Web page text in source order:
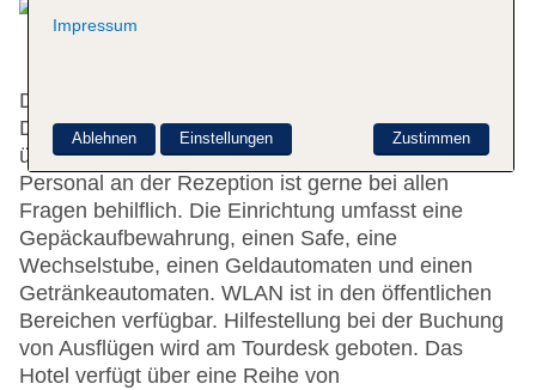
Die 406 Zimmer, die 24 Suiten und die 130
Doppelzimmer verteilen sich auf 11 Etagen und sind
über 4 Aufzüge erreichbar. Das freundliche
Personal an der Rezeption ist gerne bei allen
Fragen behilflich. Die Einrichtung umfasst eine
Gepäckaufbewahrung, einen Safe, eine
Wechselstube, einen Geldautomaten und einen
Getränkeautomaten. WLAN ist in den öffentlichen
Bereichen verfügbar. Hilfestellung bei der Buchung
von Ausflügen wird am Tourdesk geboten. Das
Hotel verfügt über eine Reihe von
Impressum
Zustimmen
Ablehnen Einstellungen